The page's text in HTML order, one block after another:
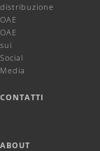
distribuzione
OAE
OAE
sui
Social
Media
CONTATTI
ABOUT